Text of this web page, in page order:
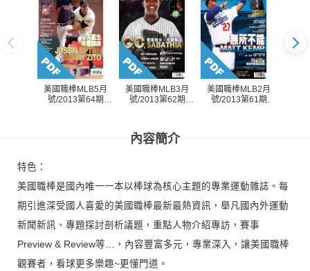
美國職棒MLB5月
號/2013第64期
美國職棒MLB3月
號/2013第62期
美國職棒MLB2月
號/2013第61期
內容簡介
特色：
美國職棒是國內唯一一本以棒球為核心主題的專業運動雜誌。每
期引進深受國人喜愛的美國職棒最新最熱資訊，舉凡國內外運動
新聞新訊、專題探討剖析議題，重點人物介紹專訪，賽事
Preview & Review等…，內容豐富多元，專業深入，讓美國職棒
觀賽者，看球更多樂趣~更懂門道。